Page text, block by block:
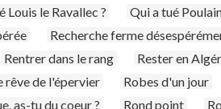
Louis le Ravallec ?
Qui a tué
Recherche ferme
Rentrer dans le rang Rester en
rêve de l'épervier
Robes d'un jour
as-tu du coeur ? Rond point